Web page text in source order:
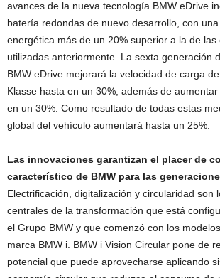
avances de la nueva tecnología BMW eDrive
batería redondas de nuevo desarrollo, con
energética más de un 20% superior a la de las
utilizadas anteriormente. La sexta generación
BMW eDrive mejorará la velocidad de carga
Klasse hasta en un 30%, además de
en un 30%. Como resultado de todas estas
global del vehículo aumentará hasta un 25%.
Las innovaciones garantizan el placer de
característico de BMW para las
Electrificación, digitalización y circularidad son
centrales de la transformación que está
el Grupo BMW y que comenzó con los
marca BMW i. BMW i Vision Circular pone de
potencial que puede aprovecharse aplicando